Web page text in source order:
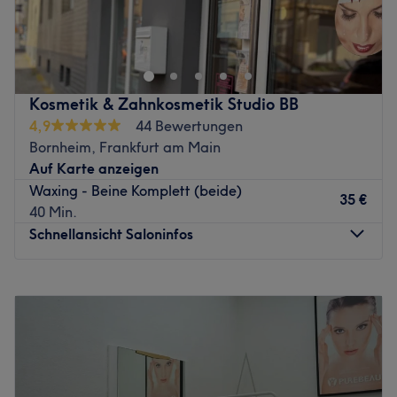
Nächste öffentliche Verkehrsmittel:
Fußläufig erreichst du die S-Bahn-Station Frankfurt
Hauptwache in nur zwei Minuten.
Das Team:
Was uns an dem Salon gefällt:
Atmosphäre: Herzlich, einladend, zum Wohlfühlen.
Expertise: Gesichtsbehandlungen, Mani- und Pediküre,
Augenbrauen- und Wimpernbehandlungen, Styling.
Extras: Kostenfreie Getränke und WLAN, keine Haustiere
erlaubt.
Kosmetik & Zahnkosmetik Studio BB
4,9
44 Bewertungen
Bornheim, Frankfurt am Main
Auf Karte anzeigen
Waxing - Beine Komplett (beide)
40 Min.
35 €
Schnellansicht Saloninfos
Geschlossen
Geschlossen
16:00
16:00
16:00